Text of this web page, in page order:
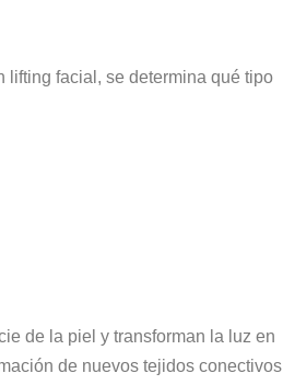
lifting facial, se determina qué tipo
de la piel y transforman la luz en
de nuevos tejidos conectivos